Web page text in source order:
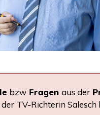
bzw Fra­gen aus der
TV-Rich­te­rin